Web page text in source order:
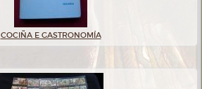
COCIÑA E GASTRONOMÍA